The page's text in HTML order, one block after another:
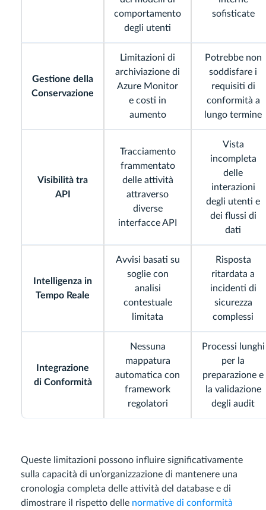
comportamento
degli utenti
sofisticate
Gestione della
Conservazione
Limitazioni di
archiviazione di
Azure Monitor
e costi in
aumento
Potrebbe non
soddisfare i
requisiti di
conformità a
lungo termine
Visibilità tra
API
Tracciamento
frammentato
delle attività
attraverso
diverse
interfacce API
Vista
incompleta
delle
interazioni
degli utenti e
dei flussi di
dati
Intelligenza in
Tempo Reale
Avvisi basati su
soglie con
analisi
contestuale
limitata
Risposta
ritardata a
incidenti di
sicurezza
complessi
Integrazione
di Conformità
Nessuna
mappatura
automatica con
framework
regolatori
Processi lunghi
per la
preparazione e
la validazione
degli audit
Queste limitazioni possono influire significativamente
sulla capacità di un’organizzazione di mantenere una
cronologia completa delle attività del database e di
dimostrare il rispetto delle normative di conformità